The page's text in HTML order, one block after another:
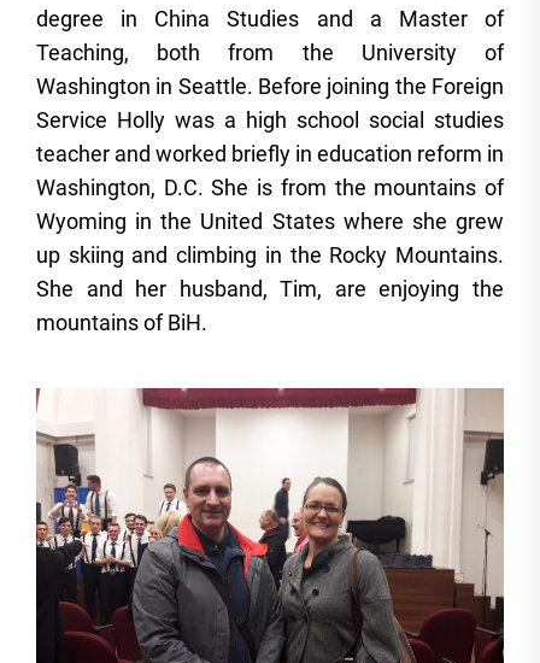
degree in China Studies and a Master of
Teaching, both from the University of
Washington in Seattle. Before joining the Foreign
Service Holly was a high school social studies
teacher and worked briefly in education reform in
Washington, D.C. She is from the mountains of
Wyoming in the United States where she grew
up skiing and climbing in the Rocky Mountains.
She and her husband, Tim, are enjoying the
mountains of BiH.